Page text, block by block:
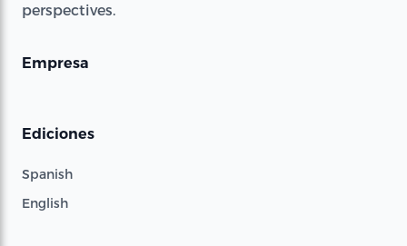
perspectives.
Empresa
Ediciones
Spanish
English